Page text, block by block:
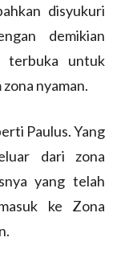
disyukuri
demikian
terbuka untuk
nyaman.
Paulus. Yang
dari zona
yang telah
ke Zona